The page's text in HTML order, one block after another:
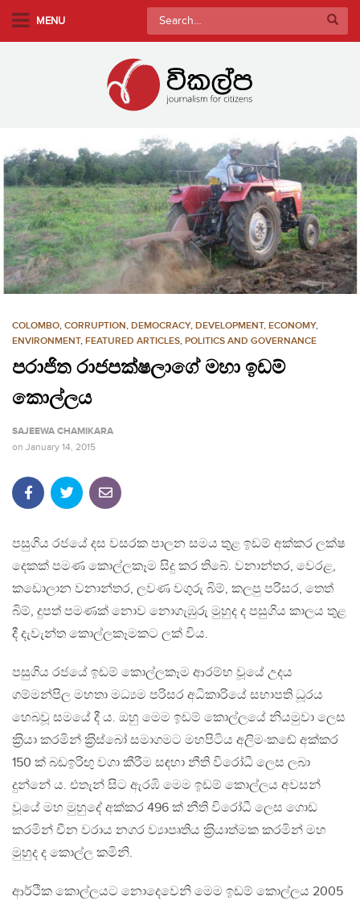
n
o
n
e
MENU
Search
for:
COLOMBO, CORRUPTION, DEMOCRACY, DEVELOPMENT, ECONOMY,
ENVIRONMENT, FEATURED ARTICLES, POLITICS AND GOVERNANCE
පරාජිත රාජපක්ෂලාගේ මහා ඉඩම්
කොල්ලය
SAJEEWA CHAMIKARA
on January 14, 2015
පසුගිය රජයේ දස වසරක පාලන සමය තුළ ඉඩම් අක්කර ලක්ෂ
දෙකක් පමණ කොල්ලකෑම සිදු කර තිබේ. වනාන්තර, වෙරළ,
කඩොලාන වනාන්තර, ලවණ වගුරු බිම්, කලපු පරිසර, තෙත්
බිම්, දුපත් පමණක් නොව නොගැඹුරු මුහුද ද පසුගිය කාලය තුළ
දී දැවැන්ත කොල්ලකෑමකට ලක් විය.
පසුගිය රජයේ ඉඩම් කොල්ලකෑම ආරම්භ වූයේ උදය
ගම්මන්පිල මහතා මධ්‍යම පරිසර අධිකාරියේ සභාපති ධූරය
හෙබවූ සමයේ දී ය. ඔහු මෙම ඉඩම් කොල්ලයේ නියමුවා ලෙස
ක‍්‍රියා කරමින් ක‍්‍රිස්බෝ සමාගමට මහපිටිය අලිමංකඬේ අක්කර
150 ක් බඩඉරිඟු වගා කීරීම සඳහා නීති විරෝධී ලෙස ලබා
දුන්නේ ය. එතැන් සිට ඇරඹි මෙම ඉඩම් කොල්ලය අවසන්
වූයේ මහ මුහුදේ අක්කර 496 ක් නීති විරෝධී ලෙස ගොඩ
කරමින් චීන වරාය නගර ව්‍යාපෘතිය ක‍්‍රියාත්මක කරමින් මහ
මුහුද ද කොල්ල කමිනි.
ආර්ථික කොල්ලයට නොදෙවෙනි මෙම ඉඩම් කොල්ලය 2005